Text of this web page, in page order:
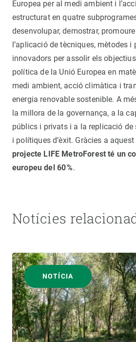
Europea per al medi ambient i
estructurat en quatre
desenvolupar, demostrar,
l’aplicació de tècniques, mètodes
innovadors per assolir els
política de la Unió Europea en
medi ambient, acció climàtica i
energia renovable sostenible. A
la millora de la governança, a la
públics i privats i a la replicació
i polítiques d’èxit. Gràcies a
projecte LIFE MetroForest té un
europeu del 60 %.
Notícies
NOTÍCIA